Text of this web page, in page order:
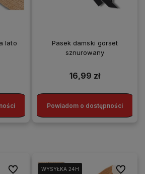
lato
Pasek damski gorset
sznurowany
16,99 zł
Powiadom o dostępności
Do ulubionychWYSYŁKA 24H
WYSYŁKA 24H
WYSYŁKA 24H
WYSYŁKA 24H
WYSYŁKA 24H Do